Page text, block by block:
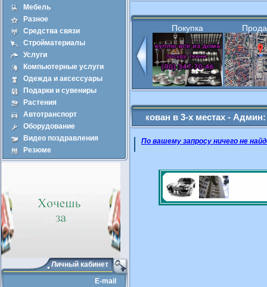
Покупка
Продажа
объявление будет опубликован в 3-х местах - Админ:
По вашему запросу ничего не
Мебель
Разное
Средства связи
Стройматериалы
Услуги
Компьютерные услуги
Одежда и аксессуары
Подарки и сувениры
Растения
Автотранспорт
Оборудование
Видео поздравления
Резюме
Личный кабинет
E-mail